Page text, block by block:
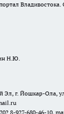
Н.Ю.
Эл, г. Йошкар-Ола,
8-927-680-46-10,